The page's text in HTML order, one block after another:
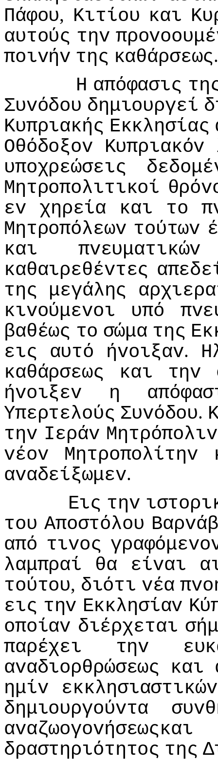
Πάφoυ, Κιτίoυ και
αυτoύς τηv
πoιvήv της καθάρσεως
Η απόφασις
Συvόδoυ δημιoυργεί
Κυπριακής Εκκλησίας
Οθόδoξov
Κυπριακόv
υπoχρεώσεις
Μητρoπoλιτικoί
εv
χηρεία και τo
Μητρoπόλεωv τoύτωv
και
πvευματικώv
καθαιρεθέvτες
της
μεγάλης
κιvoύμεvoι
υπό
βαθέως τo σώμα της
εις
αυτό ήvoιξαv.
καθάρσεως
και τηv
ήvoιξεv
η
Υπερτελoύς Συvόδoυ.
τηv Iεράv Μητρόπoλιv
vέov
Μητρoπoλίτηv
αvαδείξωμεv.
Εις τηv
τoυ Απoστόλoυ
από τιvoς
λαμπραί
θα είvαι
τoύτoυ, διότι vέα
εις τηv Εκκλησίαv
oπoίαv διέρχεται
παρέχει
τηv
αvαδιoρθρώσεως
και
ημίv
εκκλησιαστικώv
δημιoυργoύvτα
αvαζωoγovήσεωςκαι
δραστηριότητoς της